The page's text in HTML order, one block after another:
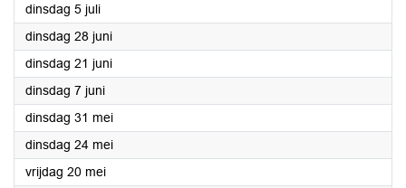
dinsdag 5 juli2022
dinsdag 28 juni2022
dinsdag 21 juni2022
dinsdag 7 juni2022
dinsdag 31 mei2022
dinsdag 24 mei2022
vrijdag 20 mei2022